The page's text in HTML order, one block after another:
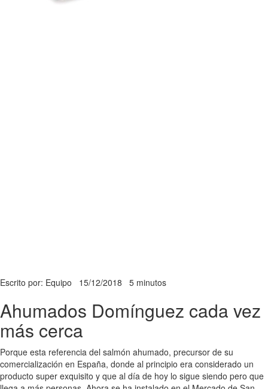
Escrito por: Equipo 15/12/2018 5 minutos
Ahumados Domínguez cada vez
más cerca
Porque esta referencia del salmón ahumado, precursor de su
comercialización en España, donde al principio era considerado un
producto super exquisito y que al día de hoy lo sigue siendo pero que